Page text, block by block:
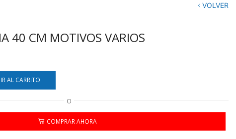
VOLVER
40 CM MOTIVOS VARIOS
AL CARRITO
O
COMPRAR AHORA